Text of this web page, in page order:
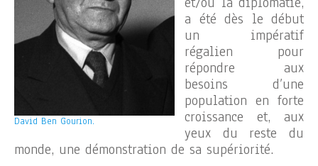
David Ben Gourion.
a été dès le début
un impératif
régalien pour
répondre aux
besoins d’une
population en forte
croissance et, aux
yeux du reste du
monde, une démonstration de sa supériorité.